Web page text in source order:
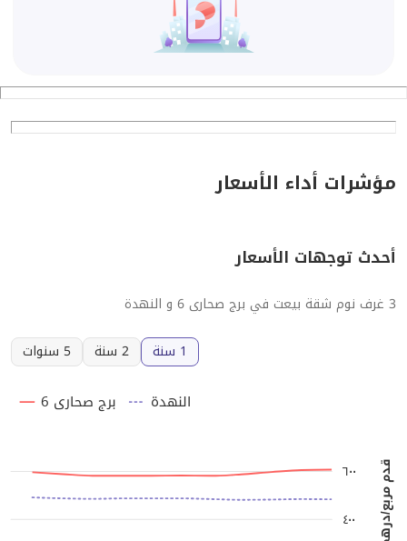
مؤشرات أداء الأسعار
أحدث توجهات الأسعار
3 غرف نوم شقة بيعت في برج صحارى 6 و النهدة
1 سنة
2 سنة 5 سنوات
٤٠٠
٦٠٠
برج صحارى 6 النهدة